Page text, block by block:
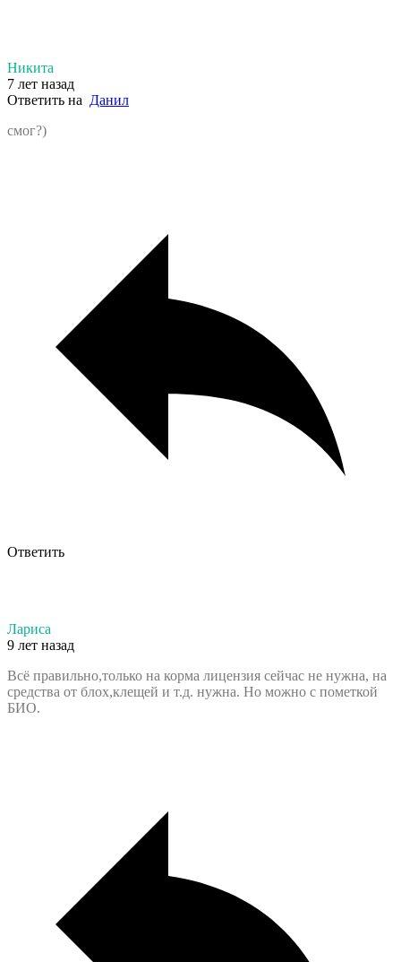
Никита
7 лет назад
Ответить на Данил
смог?)
Ответить
Лариса
9 лет назад
Всё правильно,только на корма лицензия сейчас не нужна, на
средства от блох,клещей и т.д. нужна. Но можно с пометкой
БИО.